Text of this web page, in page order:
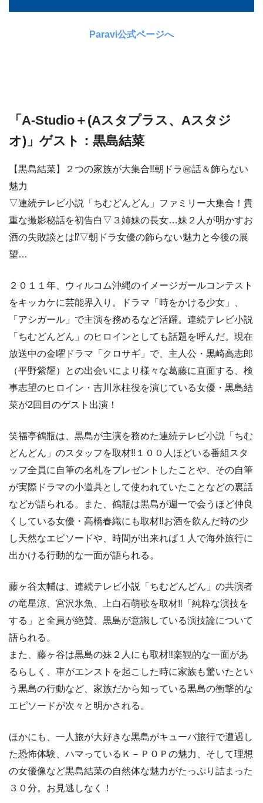
Paravi公式ページへ
「A-Studio＋(Aスタプラス、Aスタジ
オ)」ゲスト：黒島結菜
【黒島結菜】２つの家族が大集合‼朝ドラ㊙話＆飾らない
魅力
▽連続テレビ小説「ちむどんどん」ファミリー大集合！貴
重な撮影秘話を初告白▽３姉妹の長女…妹２人が明かすお
酒の失敗談とは⁉▽朝ドラ女優の飾らない魅力と今後の展
望…
２０１１年、ウィルコム沖縄のイメージガールコンテスト
をキッカケに芸能界入り。ドラマ「時をかける少女」、
「アシガール」で主演を務めるなど活躍。連続テレビ小説
「ちむどんどん」のヒロインとしても話題を呼んだ。現在
放送中の金曜ドラマ「クロサギ」で、主人公・黒崎高志郎
（平野紫耀）との出会いにより様々な葛藤に直面する、検
事志望のヒロイン・吉川氷柱役を演じている女優・黒島結
菜が2回目のゲスト出演！
笑福亭鶴瓶は、黒島が主演を務めた連続テレビ小説「ちむ
どんどん」のスタッフを取材‼１００人ほどいる番組スタ
ッフ全員に自筆の名札をプレゼントしたことや、その自筆
が実際ドラマの小道具として使われていたことなどの裏話
などが語られる。また、鶴瓶は黒島が週一で会うほど仲良
くしている女優・高橋春織にも取材‼お酒を飲んだ時の少
し天然なエピソードや、時間が出来れば１人で海外旅行に
出かける行動的な一面が語られる。
藤ヶ谷太輔は、連続テレビ小説「ちむどんどん」の共演者
の竜星涼、宮沢氷魚、上白石萌歌を取材‼「純粋な演技を
する」と全員が絶賛、黒島が意識している演技論について
語られる。
また、藤ヶ谷は黒島の妹２人にも取材‼楽観的な一面があ
るらしく、車がエンストを起こした時に家族も驚いたとい
う黒島の行動など、家族だから知っている黒島の衝撃的な
エピソードが次々と明かされる。
ほかにも、一人旅が大好きな黒島がキューバ旅行で遭遇し
た恐怖体験、ハマっているＫ－ＰＯＰの魅力、そして理想
の女優像など黒島結菜の自然体な魅力がたっぷり詰まった
３０分。お見逃しなく！